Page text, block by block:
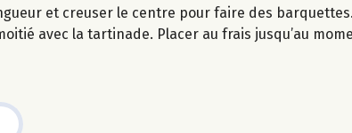
et creuser le centre pour faire des barquettes.
avec la tartinade. Placer au frais jusqu’au